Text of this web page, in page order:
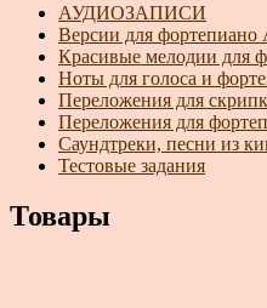
АУДИОЗАПИСИ
Версии для фортепиано
Красивые мелодии для
Ноты для голоса и
Переложения для
Переложения для
Саундтреки, песни из
Тестовые задания
Товары